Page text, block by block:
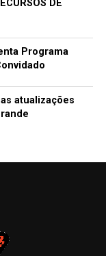
DE
Programa
atualizações